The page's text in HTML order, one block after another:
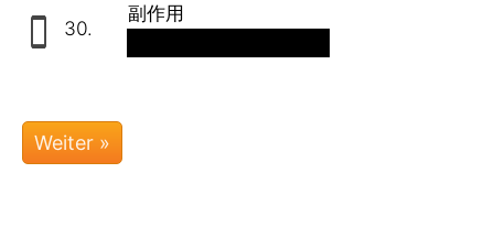
30.
副作用